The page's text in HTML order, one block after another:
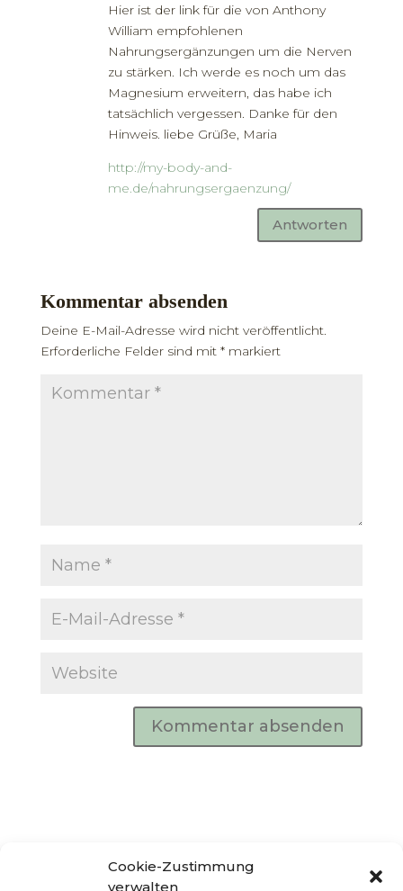
Cookie-Zustimmung
verwalten
Hier ist der link für die von Anthony
William empfohlenen
Nahrungsergänzungen um die Nerven
zu stärken. Ich werde es noch um das
Magnesium erweitern, das habe ich
tatsächlich vergessen. Danke für den
Hinweis. liebe Grüße, Maria
http://my-body-and-
me.de/nahrungsergaenzung/
Antworten
Kommentar absenden
Deine E-Mail-Adresse wird nicht veröffentlicht.
Erforderliche Felder sind mit *markiert